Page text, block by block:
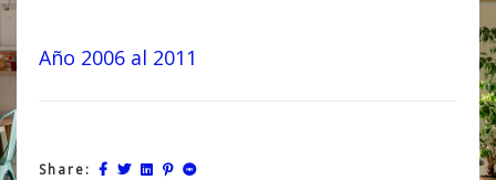
Año 2006 al 2011
Share: